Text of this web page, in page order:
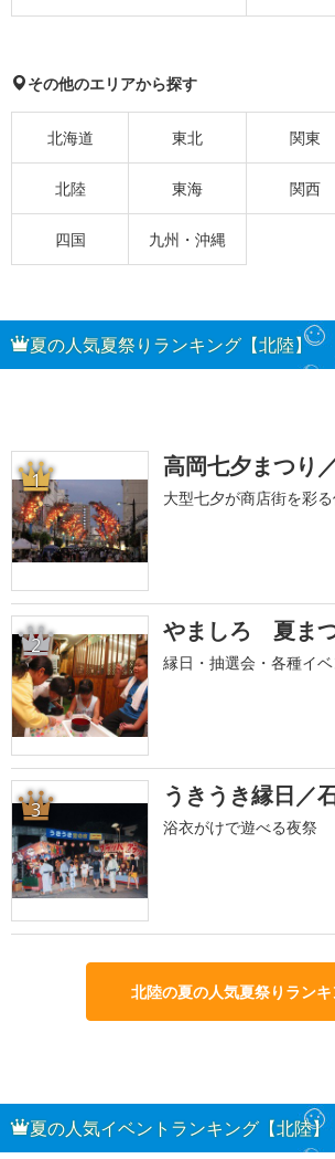
その他のエリアから探す
北海道 東北 関東
北陸 東海 関西
四国 九州・沖縄
夏の人気夏祭りランキング【北陸】
1 高岡七夕まつり
大型七夕が商店街を彩
2 やましろ 夏ま
縁日・抽選会・各種イ
3 うきうき縁日／
浴衣がけで遊べる夜祭
北陸の夏の人気夏祭りラン
夏の人気イベントランキング【北陸】